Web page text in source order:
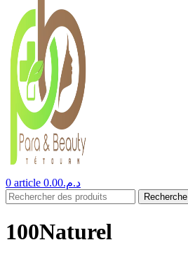
0 article د.م.0.00
Recherche
100Naturel